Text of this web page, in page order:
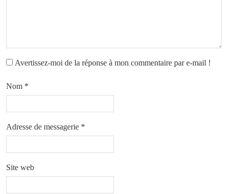
Avertissez-moi de la réponse à mon commentaire par e-mail !
Nom *
Adresse de messagerie *
Site web